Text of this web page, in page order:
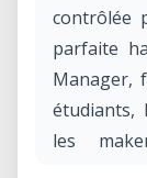
contrôlée
parfaite
Manager,
étudiants,
les